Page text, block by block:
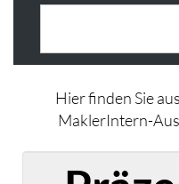
Hier finden Sie
MaklerIntern-